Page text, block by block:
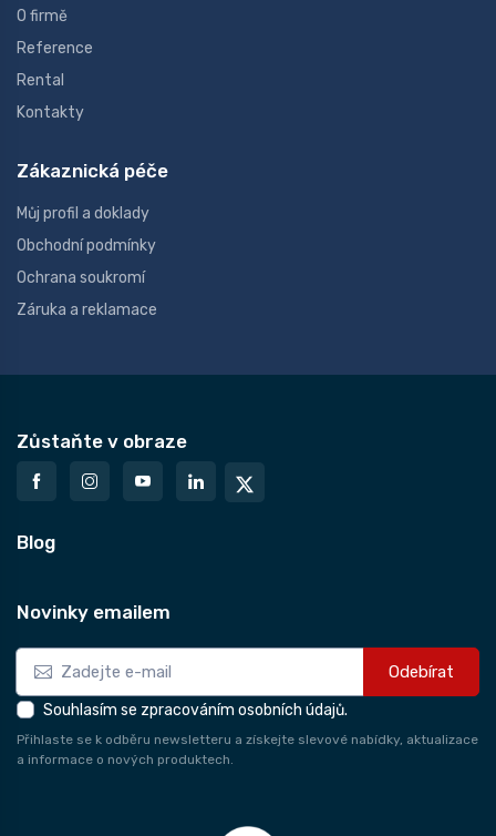
O firmě
Reference
Rental
Kontakty
Zákaznická péče
Můj profil a doklady
Obchodní podmínky
Ochrana soukromí
Záruka a reklamace
Zůstaňte v obraze
Blog
Novinky emailem
Odebírat
Souhlasím se zpracováním osobních údajů.
Přihlaste se k odběru newsletteru a získejte slevové nabídky, aktualizace
a informace o nových produktech.